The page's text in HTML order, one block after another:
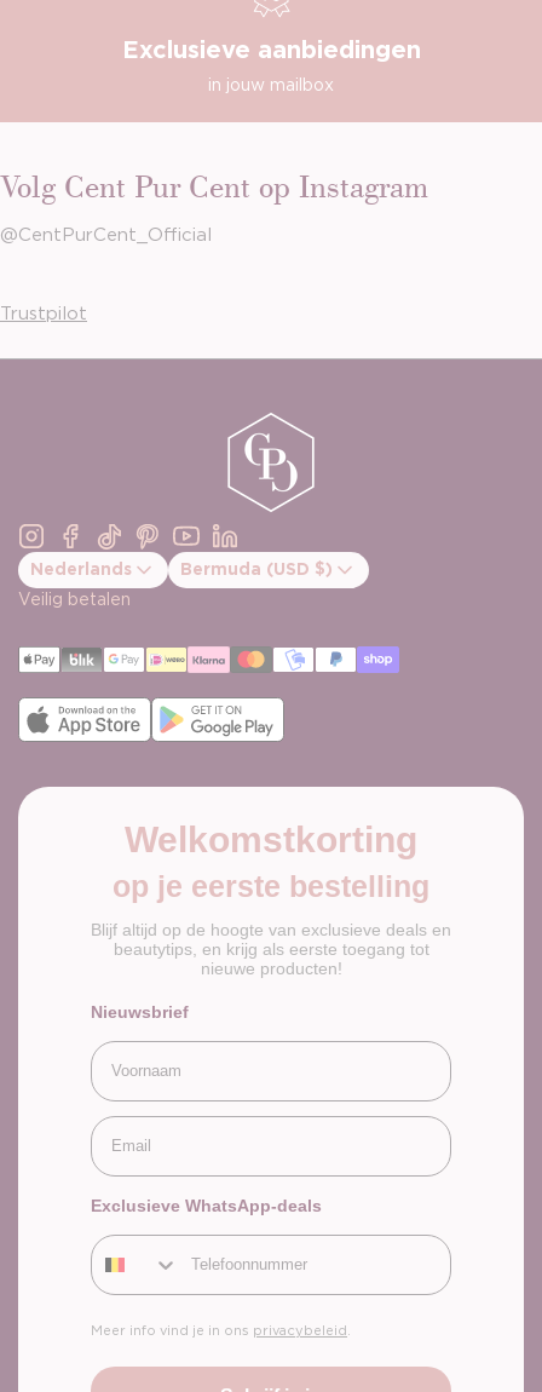
Exclusieve aanbiedingen
in jouw mailbox
Volg Cent Pur Cent op Instagram
@CentPurCent_Official
Trustpilot
Instagram
Facebook
TikTokPinterest
YouTube
Linkedin
Nederlands Bermuda (USD $)
Veilig betalen
Welkomstkorting
op je eerste bestelling
Blijf altijd op de hoogte van exclusieve deals en
beautytips, en krijg als eerste toegang tot
nieuwe producten!
Nieuwsbrief
Voornaam
Email
Exclusieve WhatsApp-deals
Telefoonnummer
Meer info vind je in ons privacybeleid.